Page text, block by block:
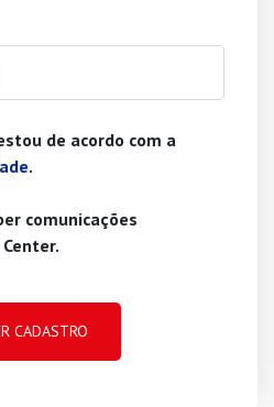
de acordo com a
.
comunicações